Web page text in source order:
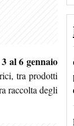
al 6 gennaio
tra prodotti
raccolta degli